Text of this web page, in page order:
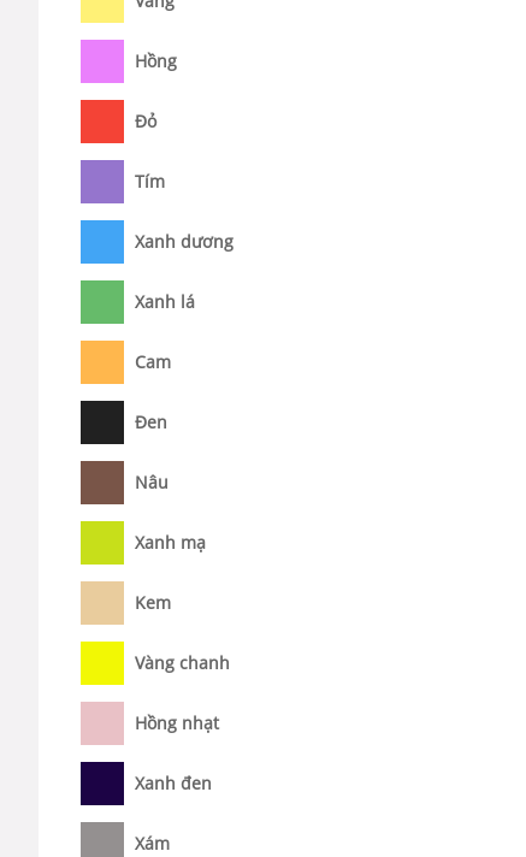
Hồng
Đỏ
Tím
Xanh dương
Xanh lá
Cam
Đen
Nâu
Xanh mạ
Kem
Vàng chanh
Hồng nhạt
Xanh đen
Xám